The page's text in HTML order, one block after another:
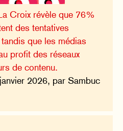
Croix révèle que 76%
des tentatives
que les médias
profit des réseaux
de contenu.
2026, par Sambuc